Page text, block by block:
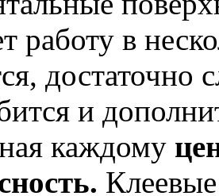
работу в
достаточно
и
каждому